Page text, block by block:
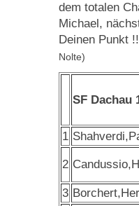
dem totalen
Michael,
Deinen Punkt
Nolte)
SF Dachau
1
2
3